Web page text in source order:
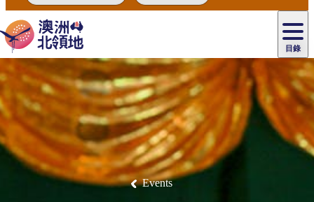
目錄
主
目
錄
最
達
爾
文
愛
麗
斯
泉
烏
魯
魯
卡
卡
杜
國
家
公
園
李
治
菲
特
國
家
公
園
瓦
塔
卡
國
家
公
園
提
維
群
島
東
阿
納
姆
地
馬
塔
蘭
卡
溫
泉
尼
特
米
魯
克
國
家
公
卡
魯
卡
魯
/
魔
鬼
大
理
石
馬
古
茨
奧
里
查
/
西
麥
克
唐
體
住
文
化
體
驗
美
食
攻
略
節
慶
與
活
動
戶
外
和
探
險
自
然
和
野
生
動
植
物
歷
史
與
文
物
釣
魚
豪
華
旅
游
露
營
和
豪
華
野
自
駕
住
宿
導
覽
團
車
和
交
通
工
具
Events